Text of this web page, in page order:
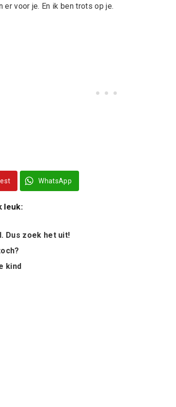
er voor je. En ik ben trots op je.
WhatsApp
leuk:
Dus zoek het uit!
kind